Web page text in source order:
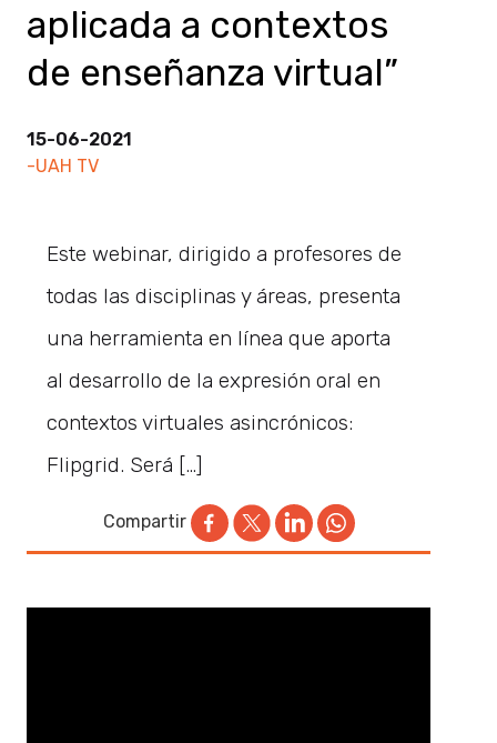
aplicada a contextos
de enseñanza virtual”
15-06-2021
-UAH TV
Este webinar, dirigido a profesores de
todas las disciplinas y áreas, presenta
una herramienta en línea que aporta
al desarrollo de la expresión oral en
contextos virtuales asincrónicos:
Flipgrid. Será […]
Compartir